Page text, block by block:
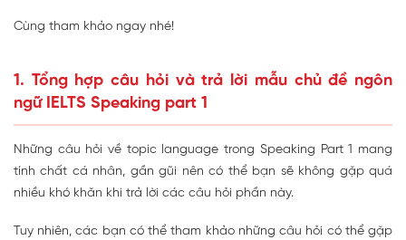
Cùng tham khảo ngay nhé!
1. Tổng hợp câu hỏi và trả lời mẫu chủ đề ngôn
ngữ IELTS Speaking part 1
Những câu hỏi về topic language trong Speaking Part 1 mang
tính chất cá nhân, gần gũi nên có thể bạn sẽ không gặp quá
nhiều khó khăn khi trả lời các câu hỏi phần này.
Tuy nhiên, các bạn có thể tham khảo những câu hỏi có thể gặp